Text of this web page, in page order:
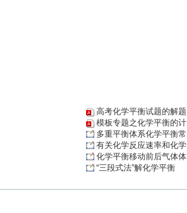
高考化学平衡试题的解题
模板专题之化学平衡的计
多重平衡体系化学平衡常
有关化学反应速率和化学
化学平衡移动前后气体体
“三段式法”解化学平衡